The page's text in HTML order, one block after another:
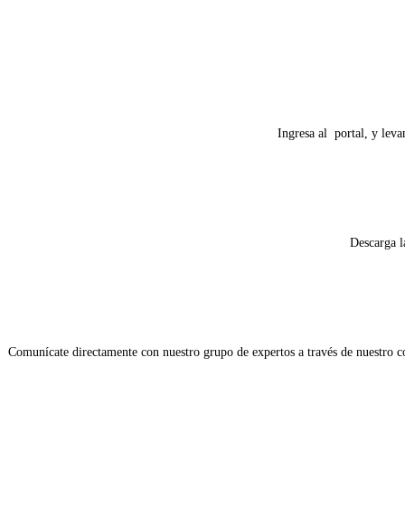
Ingresa al portal, y
Descarga
Comunícate directamente con nuestro grupo de expertos a través de